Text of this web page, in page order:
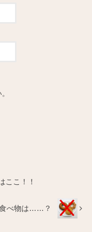
ここ！！
べ物は……？